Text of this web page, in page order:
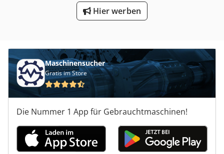
Hier werben
Maschinensucher
Gratis im Store
Die Nummer 1 App für Gebrauchtmaschinen!